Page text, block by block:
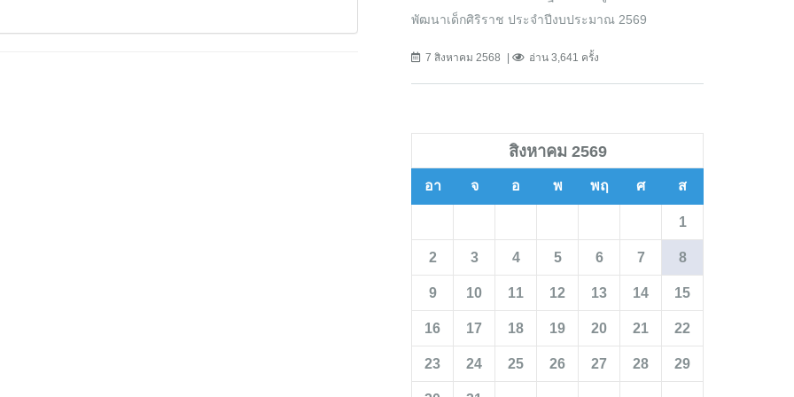
พัฒนาเด็กศิริราช ประจำปีงบประมาณ 2569
7 สิงหาคม 2568 อ่าน 3,641 ครั้ง
สิงหาคม 2569
อา จ อ พ พฤ ศ ส
1
2 3 4 5 6 7 8
9 10 11 12 13 14 15
16 17 18 19 20 21 22
23 24 25 26 27 28 29